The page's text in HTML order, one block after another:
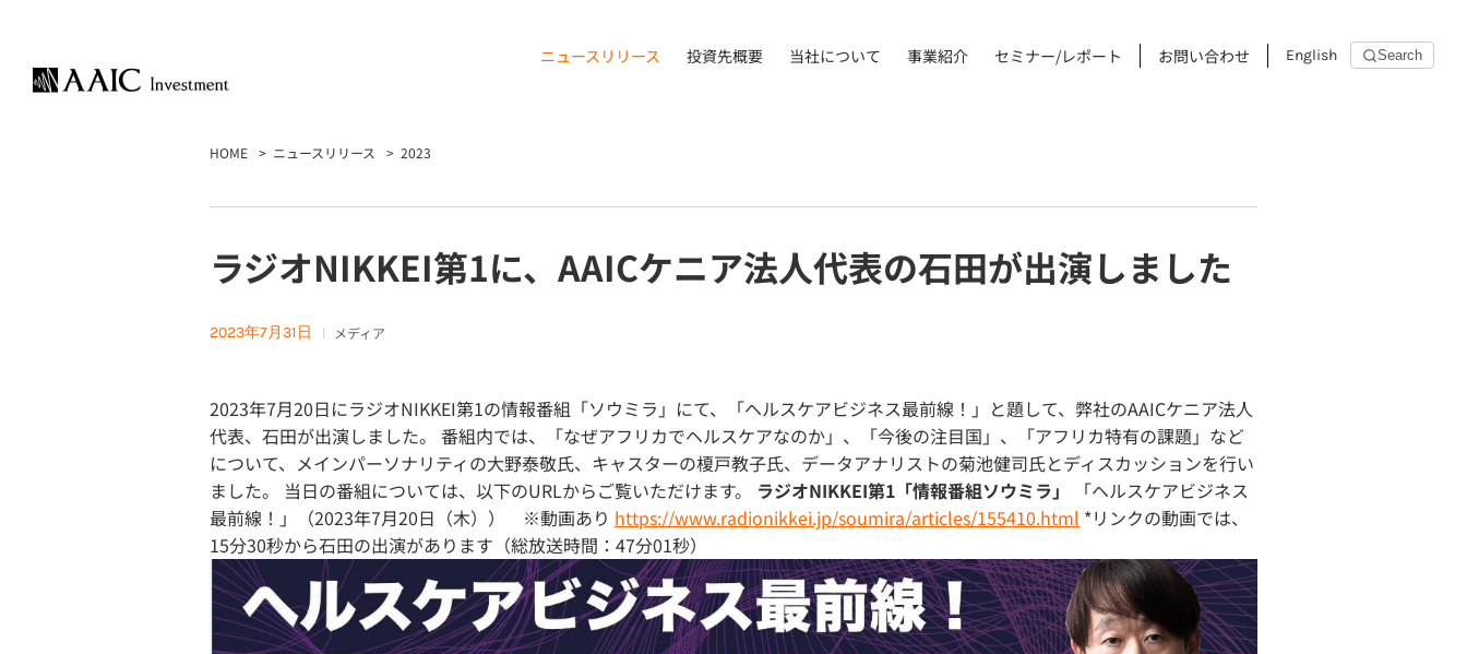
ニュースリリース 投資先概要 当社について 事業紹介 セミナー/レポート お問い合わせ English Search
HOME ニュースリリース 2023
ラジオNIKKEI第1に、AAICケニア法人代表の石田が出演しました
2023年7月31日 メディア
2023年7月20日にラジオNIKKEI第1の情報番組「ソウミラ」にて、「ヘルスケアビジネス最前線！」と題して、弊社のAAICケニア法人
代表、石田が出演しました。 番組内では、「なぜアフリカでヘルスケアなのか」、「今後の注目国」、「アフリカ特有の課題」など
について、メインパーソナリティの大野泰敬氏、キャスターの榎戸教子氏、データアナリストの菊池健司氏とディスカッションを行い
ました。 当日の番組については、以下のURLからご覧いただけます。 ラジオNIKKEI第1「情報番組ソウミラ」
「ヘルスケアビジネス
最前線！」（2023年7月20日（木）） ※動画あり https://www.radionikkei.jp/soumira/articles/155410.html *リンクの動画では、
15分30秒から石田の出演があります（総放送時間：47分01秒）